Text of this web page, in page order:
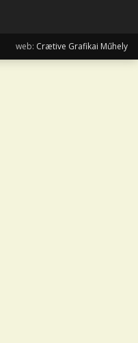
web: Crætive Grafikai Műhely